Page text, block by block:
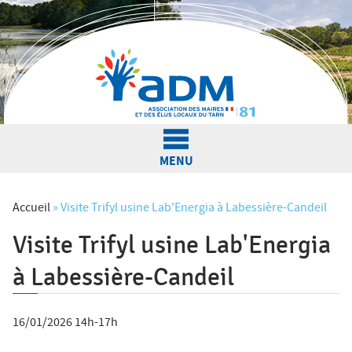
Jump to navigation
MENU
L'Association
Actualités
V
o
s
Accueil » Visite Trifyl usine Lab'Energia à Labessière-Candeil
Visite Trifyl usine Lab'Energia
à Labessière-Candeil
16/01/2026 14h-17h